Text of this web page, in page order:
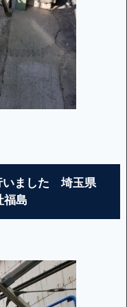
いました 埼玉県
島